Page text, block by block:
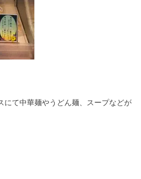
にて中華麺やうどん麺、スープなどが